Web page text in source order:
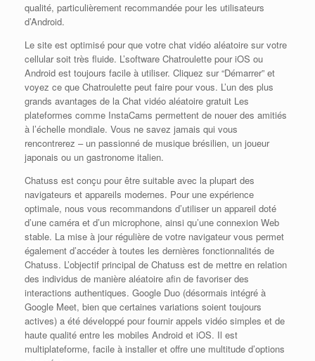
qualité, particulièrement recommandée pour les utilisateurs
d’Android.
Le site est optimisé pour que votre chat vidéo aléatoire sur votre
cellular soit très fluide. L’software Chatroulette pour iOS ou
Android est toujours facile à utiliser. Cliquez sur “Démarrer” et
voyez ce que Chatroulette peut faire pour vous. L’un des plus
grands avantages de la Chat vidéo aléatoire gratuit Les
plateformes comme InstaCams permettent de nouer des amitiés
à l’échelle mondiale. Vous ne savez jamais qui vous
rencontrerez – un passionné de musique brésilien, un joueur
japonais ou un gastronome italien.
Chatuss est conçu pour être suitable avec la plupart des
navigateurs et appareils modernes. Pour une expérience
optimale, nous vous recommandons d’utiliser un appareil doté
d’une caméra et d’un microphone, ainsi qu’une connexion Web
stable. La mise à jour régulière de votre navigateur vous permet
également d’accéder à toutes les dernières fonctionnalités de
Chatuss. L’objectif principal de Chatuss est de mettre en relation
des individus de manière aléatoire afin de favoriser des
interactions authentiques. Google Duo (désormais intégré à
Google Meet, bien que certaines variations soient toujours
actives) a été développé pour fournir appels vidéo simples et de
haute qualité entre les mobiles Android et iOS. Il est
multiplateforme, facile à installer et offre une multitude d’options